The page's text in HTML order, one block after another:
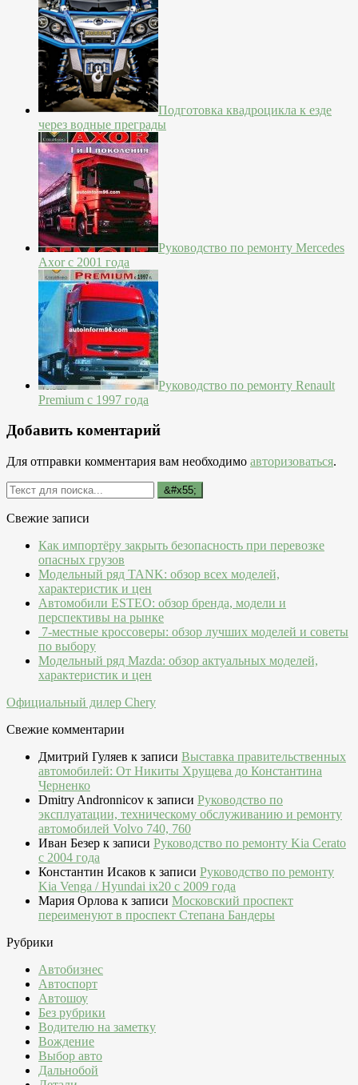
Подготовка квадроцикла к езде
через водные преграды
Руководство по ремонту Mercedes
Axor с 2001 года
Руководство по ремонту Renault
Premium с 1997 года
Добавить коментарий
Для отправки комментария вам необходимо авторизоваться.
Свежие записи
Как импортёру закрыть безопасность при перевозке
опасных грузов
Модельный ряд TANK: обзор всех моделей,
характеристик и цен
Автомобили ESTEO: обзор бренда, модели и
перспективы на рынке
7-местные кроссоверы: обзор лучших моделей и советы
по выбору
Модельный ряд Mazda: обзор актуальных моделей,
характеристик и цен
Официальный дилер Chery
Свежие комментарии
Дмитрий Гуляев к записи Выставка правительственных
автомобилей: От Никиты Хрущева до Константина
Черненко
Dmitry Andronnicov к записи Руководство по
эксплуатации, техническому обслуживанию и ремонту
автомобилей Volvo 740, 760
Иван Безер к записи Руководство по ремонту Kia Cerato
c 2004 года
Константин Исаков к записи Руководство по ремонту
Kia Venga / Hyundai ix20 c 2009 года
Мария Орлова к записи Московский проспект
переименуют в проспект Степана Бандеры
Рубрики
Автобизнес
Автоспорт
Автошоу
Без рубрики
Водителю на заметку
Вождение
Выбор авто
Дальнобой